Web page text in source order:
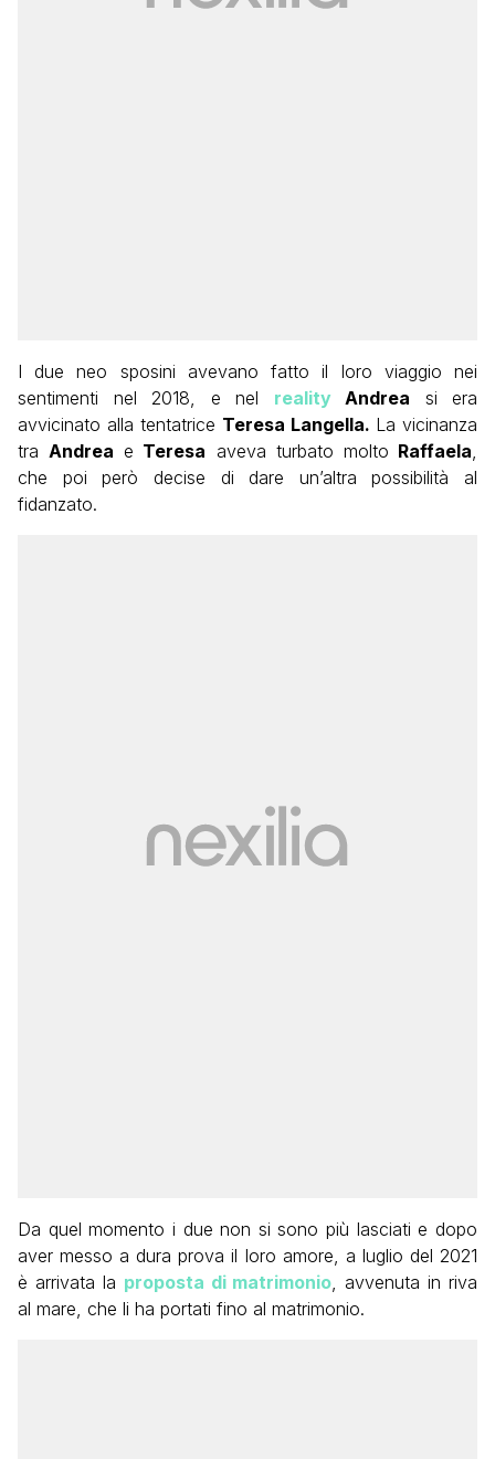
I due neo sposini avevano fatto il loro viaggio nei
sentimenti nel 2018, e nel realityAndrea si era
avvicinato alla tentatrice Teresa Langella. La vicinanza
traAndrea e Teresa aveva turbato molto Raffaela,
che poi però decise di dare un’altra possibilità al
fidanzato.
Da quel momento i due non si sono più lasciati e dopo
aver messo a dura prova il loro amore, a luglio del 2021
è arrivata la proposta di matrimonio, avvenuta in riva
al mare, che li ha portati fino al matrimonio.